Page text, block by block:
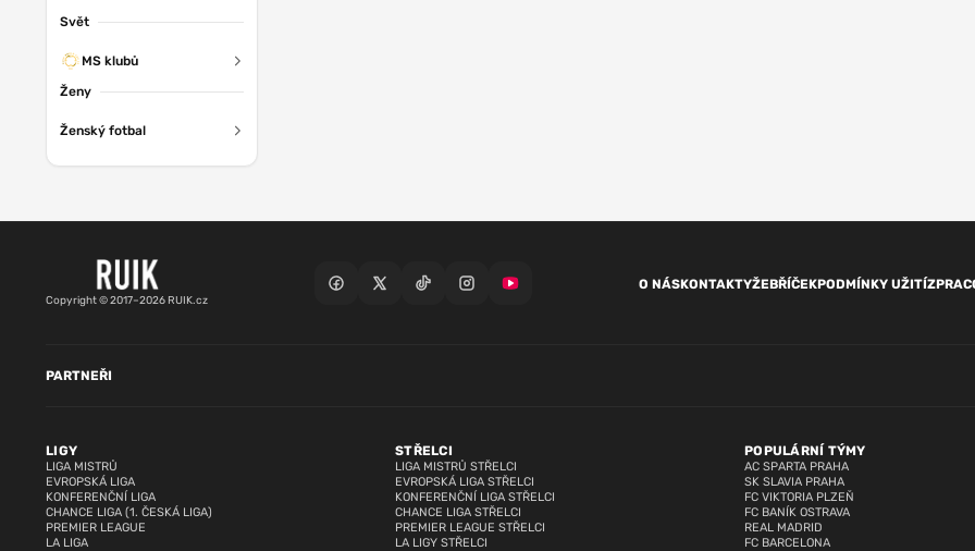
Svět
MS klubů
Ženy
Ženský fotbal
Copyright © 2017–2026 RUIK.cz
O NÁSKONTAKTYŽEBŘÍČEKPODMÍNKY UŽITÍ
LIGY
LIGA MISTRŮ
EVROPSKÁ LIGA
KONFERENČNÍ LIGA
CHANCE LIGA (1. ČESKÁ LIGA)
PREMIER LEAGUE
LA LIGA
STŘELCI
LIGA MISTRŮ STŘELCI
EVROPSKÁ LIGA STŘELCI
KONFERENČNÍ LIGA STŘELCI
CHANCE LIGA STŘELCI
PREMIER LEAGUE STŘELCI
LA LIGY STŘELCI
POPULÁRNÍ TÝMY
AC SPARTA PRAHA
SK SLAVIA PRAHA
FC VIKTORIA PLZEŇ
FC BANÍK OSTRAVA
REAL MADRID
FC BARCELONA
PARTNEŘI